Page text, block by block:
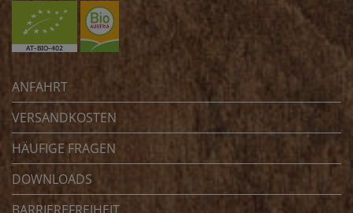
ANFAHRT
VERSANDKOSTEN
HÄUFIGE FRAGEN
DOWNLOADS